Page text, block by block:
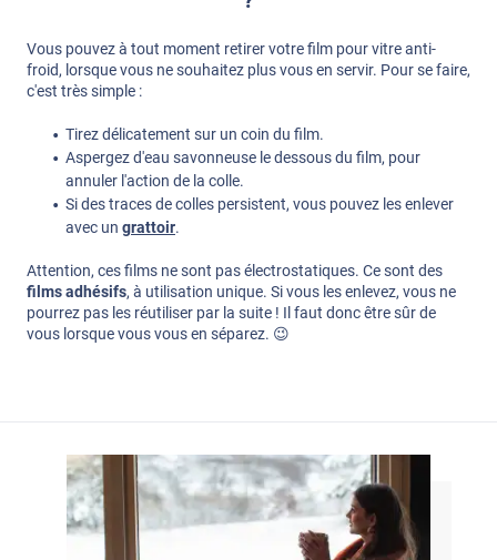
Vous pouvez à tout moment retirer votre film pour vitre anti-
froid, lorsque vous ne souhaitez plus vous en servir. Pour se faire,
c'est très simple :
Tirez délicatement sur un coin du film.
Aspergez d'eau savonneuse le dessous du film, pour
annuler l'action de la colle.
Si des traces de colles persistent, vous pouvez les enlever
avec un grattoir.
Attention, ces films ne sont pas électrostatiques. Ce sont des
films adhésifs, à utilisation unique. Si vous les enlevez, vous ne
pourrez pas les réutiliser par la suite ! Il faut donc être sûr de
vous lorsque vous vous en séparez. 😉